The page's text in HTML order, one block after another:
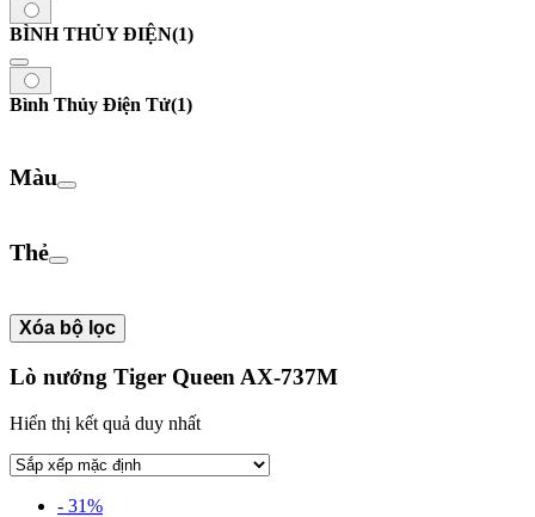
BÌNH THỦY ĐIỆN(1)
Bình Thủy Điện Tử(1)
Màu
Thẻ
Xóa bộ lọc
Lò nướng Tiger Queen AX-737M
Hiển thị kết quả duy nhất
- 31%